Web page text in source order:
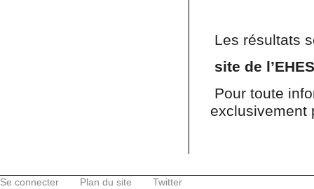
Les résultats
site de
Pour toute
exclusivement
Se connecter Plan du site Twitter